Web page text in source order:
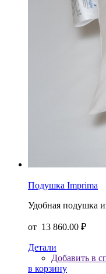
Подушка Imprima
Удобная подушка
от 13 860.00 ₽
Детали
Добавить в
в корзину